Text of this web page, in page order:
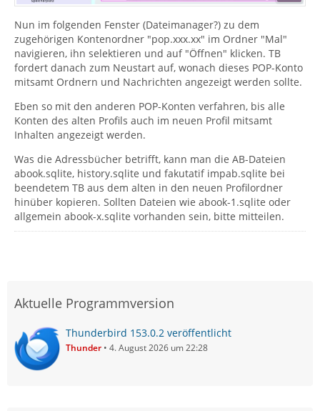
Nun im folgenden Fenster (Dateimanager?) zu dem
zugehörigen Kontenordner "pop.xxx.xx" im Ordner "Mal"
navigieren, ihn selektieren und auf "Öffnen" klicken. TB
fordert danach zum Neustart auf, wonach dieses POP-Konto
mitsamt Ordnern und Nachrichten angezeigt werden sollte.
Eben so mit den anderen POP-Konten verfahren, bis alle
Konten des alten Profils auch im neuen Profil mitsamt
Inhalten angezeigt werden.
Was die Adressbücher betrifft, kann man die AB-Dateien
abook.sqlite, history.sqlite und fakutatif impab.sqlite bei
beendetem TB aus dem alten in den neuen Profilordner
hinüber kopieren. Sollten Dateien wie abook-1.sqlite oder
allgemein abook-x.sqlite vorhanden sein, bitte mitteilen.
Aktuelle Programmversion
Thunderbird 153.0.2 veröffentlicht
Thunder 4. August 2026 um 22:28